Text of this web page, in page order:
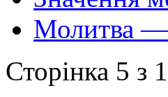
Молитва —
Сторінка 5 з